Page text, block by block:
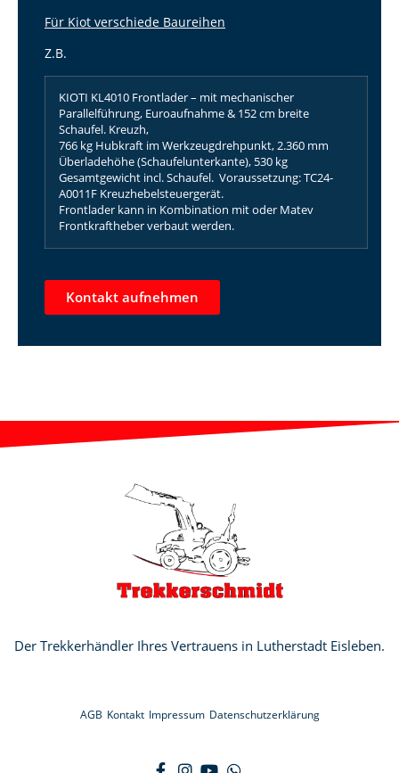
Für Kiot verschiede Baureihen
Z.B.
KIOTI KL4010 Frontlader – mit mechanischer
Parallelführung, Euroaufnahme & 152 cm breite
Schaufel. Kreuzh,
766 kg Hubkraft im Werkzeugdrehpunkt, 2.360 mm
Überladehöhe (Schaufelunterkante), 530 kg
Gesamtgewicht incl. Schaufel. Voraussetzung: TC24-
A0011F Kreuzhebelsteuergerät.
Frontlader kann in Kombination mit oder Matev
Frontkraftheber verbaut werden.
Kontakt aufnehmen
Der Trekkerhändler Ihres Vertrauens in Lutherstadt Eisleben.
AGB Kontakt Impressum Datenschutzerklärung